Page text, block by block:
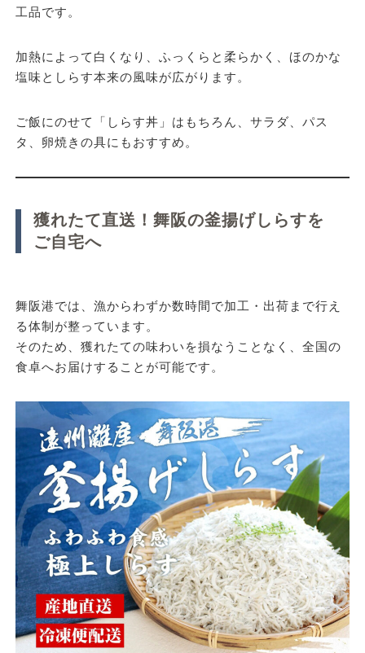
工品です。
加熱によって白くなり、ふっくらと柔らかく、ほのかな
塩味としらす本来の風味が広がります。
ご飯にのせて「しらす丼」はもちろん、サラダ、パス
タ、卵焼きの具にもおすすめ。
獲れたて直送！舞阪の釜揚げしらすを
ご自宅へ
舞阪港では、漁からわずか数時間で加工・出荷まで行え
る体制が整っています。
そのため、 獲れたての味わいを損なうことなく、全国の
食卓へお届けすることが可能です。